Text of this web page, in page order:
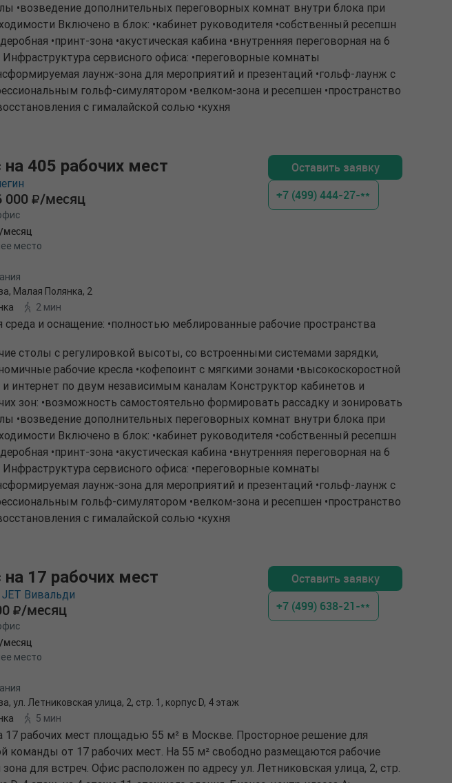
•возведение дополнительных переговорных комнат внутри блока при
Включено в блок: •кабинет руководителя •собственный ресепшн
•принт-зона •акустическая кабина •внутренняя переговорная на 6
Инфраструктура сервисного офиса: •переговорные комнаты
лаунж-зона для мероприятий и презентаций •гольф-лаунж с
гольф-симулятором •велком-зона и ресепшен •пространство
с гималайской солью •кухня
405 рабочих мест
000 /месяц
/месяц
место
Малая Полянка, 2
2 мин
среда и оснащение: •полностью меблированные рабочие пространства
столы с регулировкой высоты, со встроенными системами зарядки,
рабочие кресла •кофепоинт с мягкими зонами •высокоскоростной
и интернет по двум независимым каналам Конструктор кабинетов и
зон: •возможность самостоятельно формировать рассадку и зонировать
•возведение дополнительных переговорных комнат внутри блока при
Включено в блок: •кабинет руководителя •собственный ресепшн
•принт-зона •акустическая кабина •внутренняя переговорная на 6
Инфраструктура сервисного офиса: •переговорные комнаты
лаунж-зона для мероприятий и презентаций •гольф-лаунж с
гольф-симулятором •велком-зона и ресепшен •пространство
с гималайской солью •кухня
Оставить заявку
+7 (499) 444-27-**
17 рабочих мест
JET Вивальди
/месяц
/месяц
место
ул. Летниковская улица, 2, стр. 1, корпус D, 4 этаж
5 мин
17 рабочих мест площадью 55 м² в Москве. Просторное решение для
команды от 17 рабочих мест. На 55 м² свободно размещаются рабочие
зона для встреч. Офис расположен по адресу ул. Летниковская улица, 2, стр.
Оставить заявку
+7 (499) 638-21-**